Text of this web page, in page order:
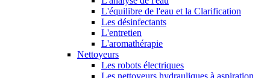
L'équilibre de l'eau et la Clarification
Les désinfectants
L'entretien
L'aromathérapie
Nettoyeurs
Les robots électriques
Les nettoyeurs hydrauliques à aspiration